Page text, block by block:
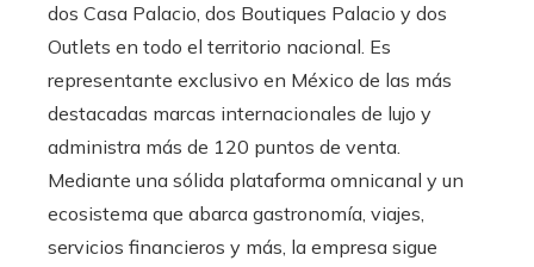
dos Casa Palacio, dos Boutiques Palacio y dos
Outlets en todo el territorio nacional. Es
representante exclusivo en México de las más
destacadas marcas internacionales de lujo y
administra más de 120 puntos de venta.
Mediante una sólida plataforma omnicanal y un
ecosistema que abarca gastronomía, viajes,
servicios financieros y más, la empresa sigue